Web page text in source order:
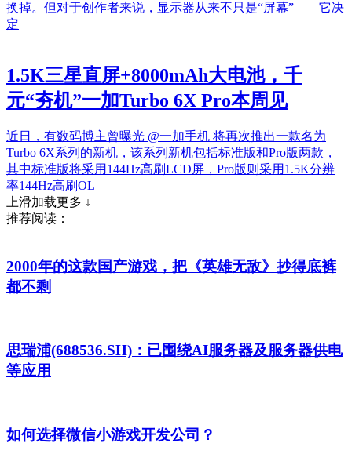
换掉。但对于创作者来说，显示器从来不只是“屏幕”——它决
定
1.5K三星直屏+8000mAh大电池，千
元“夯机”一加Turbo 6X Pro本周见
近日，有数码博主曾曝光 @一加手机 将再次推出一款名为
Turbo 6X系列的新机，该系列新机包括标准版和Pro版两款，
其中标准版将采用144Hz高刷LCD屏，Pro版则采用1.5K分辨
率144Hz高刷OL
上滑加载更多 ↓
推荐阅读：
2000年的这款国产游戏，把《英雄无敌》抄得底裤
都不剩
思瑞浦(688536.SH)：已围绕AI服务器及服务器供电
等应用
如何选择微信小游戏开发公司？